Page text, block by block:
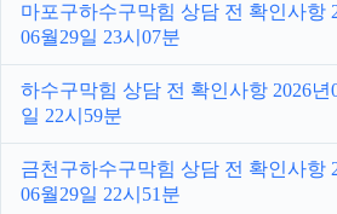
마포구하수구막힘 상담 전 확인사항
06월29일 23시07분
하수구막힘 상담 전 확인사항 2026년
일 22시59분
금천구하수구막힘 상담 전 확인사항
06월29일 22시51분